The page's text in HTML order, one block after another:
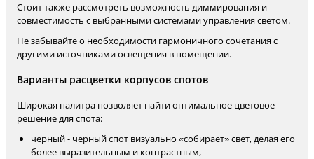
Стоит также рассмотреть возможность диммирования и
совместимость с выбранными системами управления светом.
Не забывайте о необходимости гармоничного сочетания с
другими источниками освещения в помещении.
Варианты расцветки корпусов спотов
Широкая палитра позволяет найти оптимальное цветовое
решение для спота:
черный - черный спот визуально «собирает» свет, делая его
более выразительным и контрастным,